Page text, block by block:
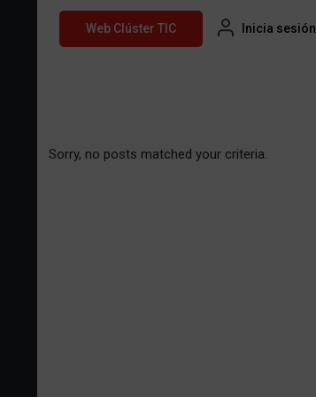
Skip to content
Web Clúster TIC Inicia sesión
Sorry, no posts matched your criteria.